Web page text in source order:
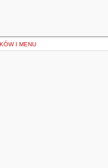
I MENU